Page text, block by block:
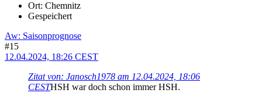
Ort: Chemnitz
Gespeichert
Aw: Saisonprognose
#15
12.04.2024, 18:26 CEST
Zitat von: Janosch1978 am 12.04.2024, 18:06
CESTHSH war doch schon immer HSH.